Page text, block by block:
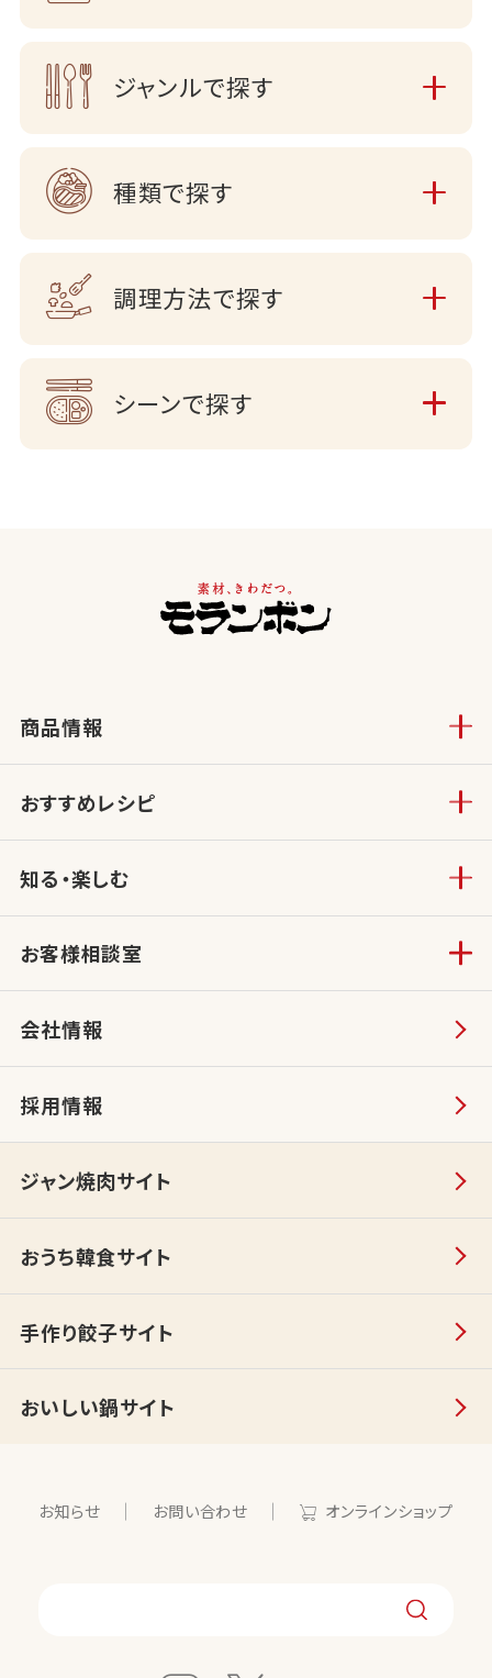
ジャンルで探す
種類で探す
調理方法で探す
シーンで探す
商品情報
おすすめレシピ
知る・楽しむ
お客様相談室
会社情報
採用情報
ジャン焼肉サイト
おうち韓食サイト
手作り餃子サイト
おいしい鍋サイト
お知らせ お問い合わせ オンラインショップ